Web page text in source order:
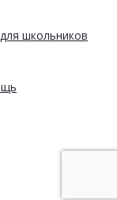
школьников